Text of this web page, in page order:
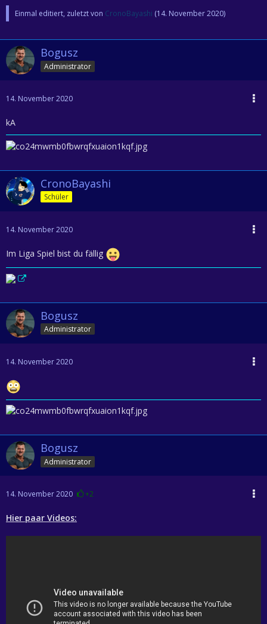
Einmal editiert, zuletzt von CronoBayashi (14. November 2020)
Bogusz
Administrator
14. November 2020
kA
CronoBayashi
Schüler
14. November 2020
Im Liga Spiel bist du fällig
Bogusz
Administrator
14. November 2020
Bogusz
Administrator
14. November 2020 +2
Hier paar Videos: